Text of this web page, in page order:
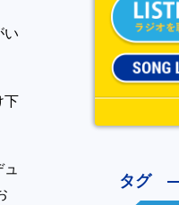
い
下
タグ